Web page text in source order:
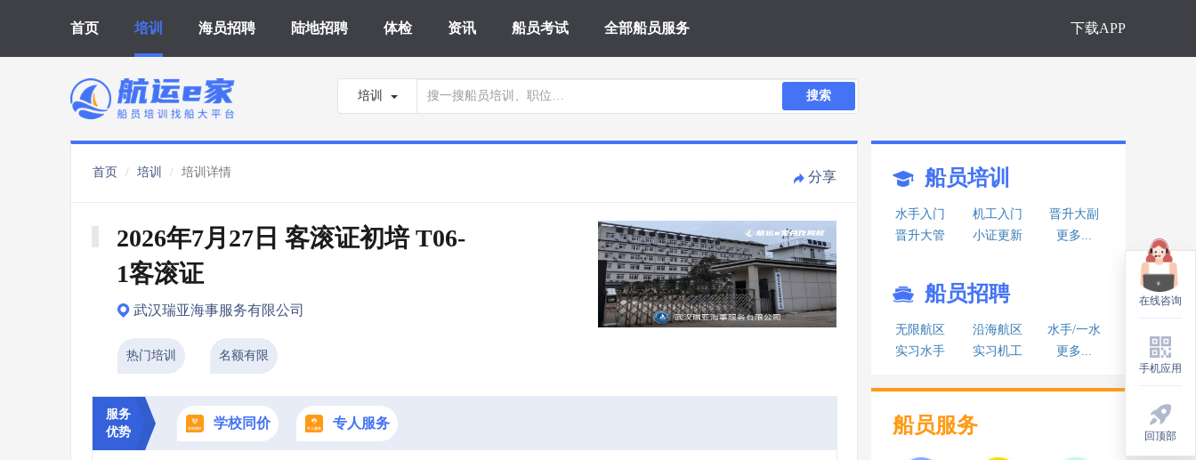
首页 培训 海员招聘 陆地招聘 体检 资讯 船员考试 全部船员服务 下载APP
培训 搜索
首页 培训 培训详情 分享
2026年7月27日 客滚证初培 T06-
1客滚证
武汉瑞亚海事服务有限公司
热门培训 名额有限
服务
优势
学校同价 专人服务
船员培训
水手入门 机工入门
晋升大副
晋升大管
小证更新 更多...
船员招聘
无限航区 沿海航区
水手/一水
实习水手
实习机工 更多...
船员服务
在线咨询
手机应用
回顶部
在线咨询
手机应用
回顶部